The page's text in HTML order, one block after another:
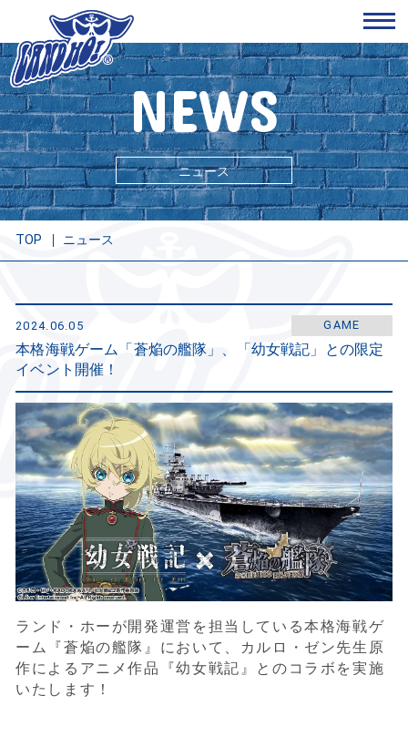
NEWS
ニュース
TOP ニュース
GAME
2024.06.05
本格海戦ゲーム「蒼焔の艦隊」、「幼女戦記」との限定
イベント開催！
ランド・ホーが開発運営を担当している本格海戦ゲ
ーム『蒼焔の艦隊』において、カルロ・ゼン先生原
作によるアニメ作品『幼女戦記』とのコラボを実施
いたします！